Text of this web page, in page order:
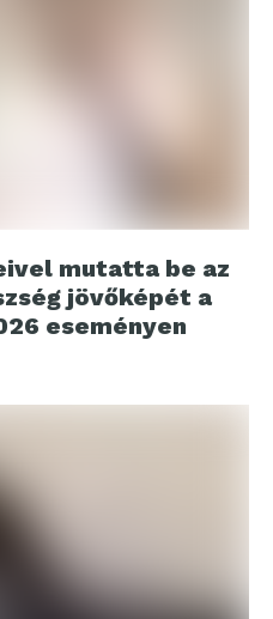
mutatta be az
jövőképét a
eseményen